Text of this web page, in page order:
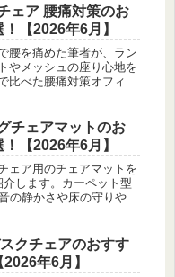
ェア 腰痛対策のお
【2026年6月】
腰を痛めた筆者が、ラン
やメッシュの座り心地を
比べた腰痛対策オフィス
チェアマットのお
【2026年6月】
ェア用のチェアマットを
介します。カーペット型
の静かさや床の守りやす
。クチェアのおすす
年6月】